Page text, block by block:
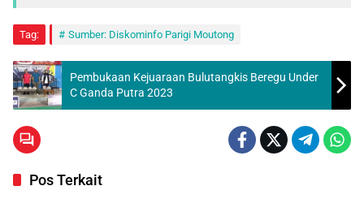
Tag: Sumber: Diskominfo Parigi Moutong
Pembukaan Kejuaraan Bulutangkis Beregu Under
C Ganda Putra 2023
Pos Terkait